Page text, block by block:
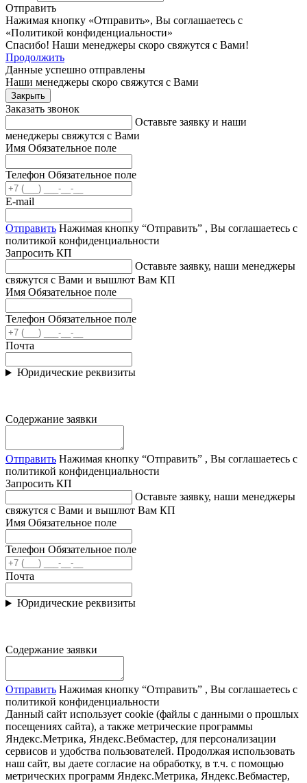
Отправить
Нажимая кнопку «Отправить», Вы соглашаетесь с
«Политикой конфиденциальности»
Спасибо! Наши менеджеры скоро свяжутся с Вами!
Продолжить
Данные успешно отправлены
Наши менеджеры скоро свяжутся с Вами
Закрыть
Заказать звонок
Оставьте заявку и наши
менеджеры свяжутся с Вами
Имя Обязательное поле
Телефон Обязательное поле
E-mail
Отправить Нажимая кнопку “Отправить” , Вы соглашаетесь с
политикой конфиденциальности
Запросить КП
Оставьте заявку, наши менеджеры
свяжутся с Вами и вышлют Вам КП
Имя Обязательное поле
Телефон Обязательное поле
Почта
Юридические реквизиты
Содержание заявки
Отправить Нажимая кнопку “Отправить” , Вы соглашаетесь с
политикой конфиденциальности
Запросить КП
Оставьте заявку, наши менеджеры
свяжутся с Вами и вышлют Вам КП
Имя Обязательное поле
Телефон Обязательное поле
Почта
Юридические реквизиты
Содержание заявки
Отправить Нажимая кнопку “Отправить” , Вы соглашаетесь с
политикой конфиденциальности
Данный сайт использует cookie (файлы с данными о прошлых
посещениях сайта), а также метрические программы
Яндекс.Метрика, Яндекс.Вебмастер, для персонализации
сервисов и удобства пользователей. Продолжая использовать
наш сайт, вы даете согласие на обработку, в т.ч. с помощью
метрических программ Яндекс.Метрика, Яндекс.Вебмастер,